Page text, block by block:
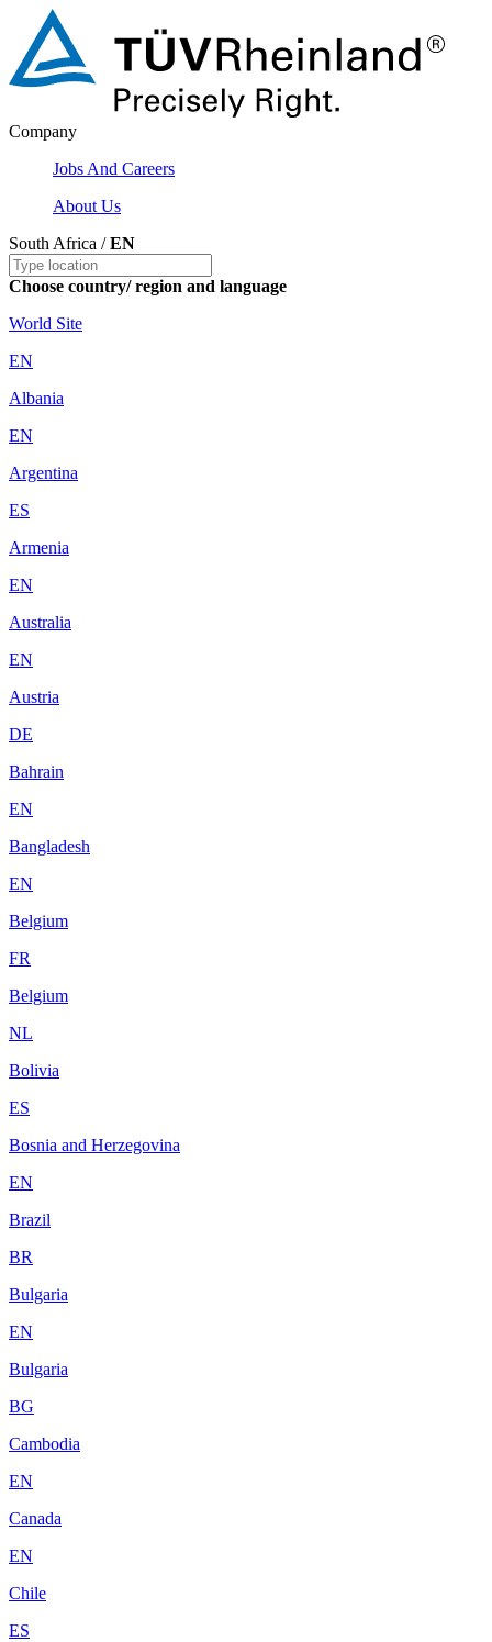
Company
Jobs And Careers
About Us
South Africa /EN
Choose country/ region and language
World Site
EN
Albania
EN
Argentina
ES
Armenia
EN
Australia
EN
Austria
DE
Bahrain
EN
Bangladesh
EN
Belgium
FR
Belgium
NL
Bolivia
ES
Bosnia and Herzegovina
EN
Brazil
BR
Bulgaria
EN
Bulgaria
BG
Cambodia
EN
Canada
EN
Chile
ES